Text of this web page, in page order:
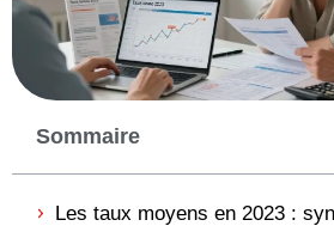
Sommaire